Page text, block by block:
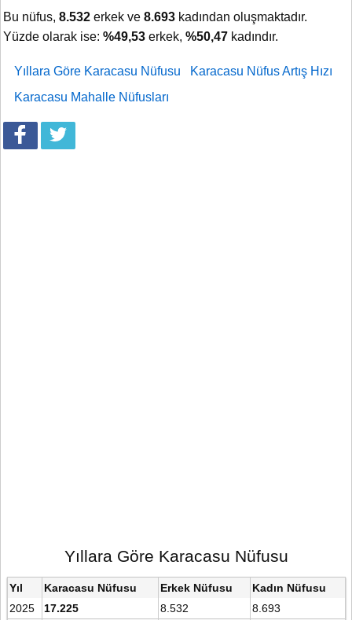
Bu nüfus, 8.532 erkek ve 8.693 kadından oluşmaktadır.
Yüzde olarak ise: %49,53 erkek, %50,47 kadındır.
Yıllara Göre Karacasu Nüfusu
Karacasu Nüfus Artış Hızı
Karacasu Mahalle Nüfusları
Yıllara Göre Karacasu Nüfusu
Yıl Karacasu Nüfusu Erkek Nüfusu
Kadın Nüfusu
2025
17.225 8.532
8.693